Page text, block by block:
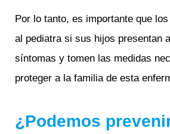
Por lo tanto, es importante que
al pediatra si sus hijos presentan
síntomas y tomen las medidas
proteger a la familia de esta
¿Podemos